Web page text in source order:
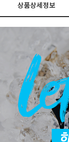
상품상세정보